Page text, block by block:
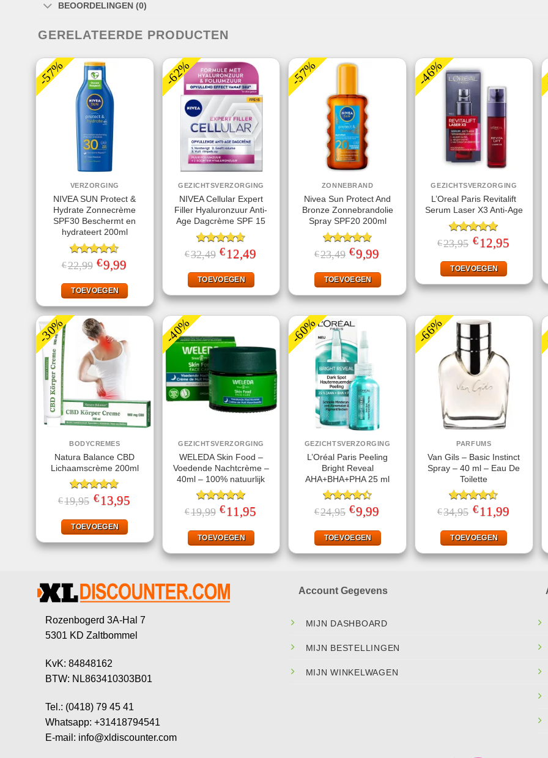
BEOORDELINGEN (0)
GERELATEERDE PRODUCTEN
-57%
VERZORGING
NIVEA SUN Protect &
Hydrate Zonnecrème
SPF30 Beschermt en
hydrateert 200ml
Gewaardeerd
4.56 uit 5
€22,99 Oorspronkelijke
prijs
€22,99.
€9,99
€9,99.
TOEVOEGEN
-62%
GEZICHTSVERZORGING
NIVEA Cellular Expert
Filler Hyaluronzuur Anti-
Age Dagcrème SPF 15
Gewaardeerd
4.60uit 5
€32,49 Oorspronkelijke
prijs
€32,49.
€ 12,49
TOEVOEGEN
-57%
ZONNEBRAND
Nivea Sun Protect And
Bronze Zonnebrandolie
Spray SPF20 200ml
Gewaardeerd
4.78uit 5
€23,49 Oorspronkelijke
prijs
€23,49.
€9,99
€9,99.
TOEVOEGEN
-46%
GEZICHTSVERZORGING
L’Oreal Paris Revitalift
Serum Laser X3 Anti-Age
Gewaardeerd
5.00uit 5
€23,95 Oorspronkelijke
prijs
€23,95.
€ 12,95prijs
TOEVOEGEN
-30%
BODYCREMES
Natura Balance CBD
Lichaamscrème 200ml
Gewaardeerd
4.67uit 5
€19,95 Oorspronkelijke
prijs
€19,95.
€ 13,95prijs
TOEVOEGEN
-40%
GEZICHTSVERZORGING
WELEDA Skin Food –
Voedende Nachtcrème –
40ml – 100% natuurlijk
Gewaardeerd
5.00uit 5
€19,99 Oorspronkelijke
prijs
€19,99.
€ 11,95
TOEVOEGEN
-60%
GEZICHTSVERZORGING
L’Oréal Paris Peeling
Bright Reveal
AHA+BHA+PHA 25 ml
Gewaardeerd
4.40 uit 5
€24,95 Oorspronkelijke
prijs
€24,95.
€9,99
€9,99.
TOEVOEGEN
-66%
PARFUMS
Van Gils – Basic Instinct
Spray – 40 ml – Eau De
Toilette
Gewaardeerd
4.50uit 5
€34,95 Oorspronkelijke
prijs
€34,95.
€ 11,99Huidige
TOEVOEGEN
Rozenbogerd 3A-Hal 7
5301 KD Zaltbommel
KvK: 84848162
BTW: NL863410303B01
Tel.: (0418) 79 45 41
Whatsapp: +31418794541
E-mail: info@xldiscounter.com
Account Gegevens
MIJN DASHBOARD
MIJN BESTELLINGEN
MIJN WINKELWAGEN